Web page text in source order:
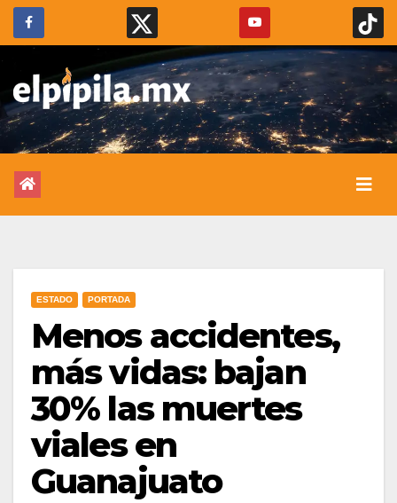
ESTADO PORTADA
Menos accidentes,
más vidas: bajan
30% las muertes
viales en
Guanajuato